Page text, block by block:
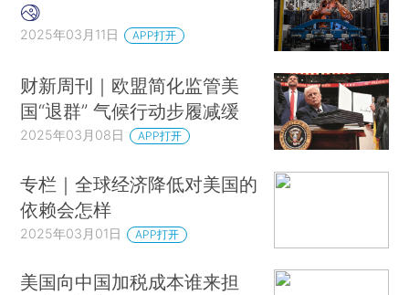
2025年03月11日 APP打开
财新周刊｜欧盟简化监管美
国“退群” 气候行动步履减缓
2025年03月08日 APP打开
专栏｜全球经济降低对美国的
依赖会怎样
2025年03月01日 APP打开
美国向中国加税成本谁来担